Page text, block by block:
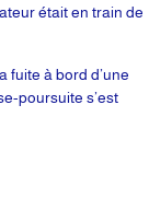
était en train de
fuite à bord d’une
poursuite s’est